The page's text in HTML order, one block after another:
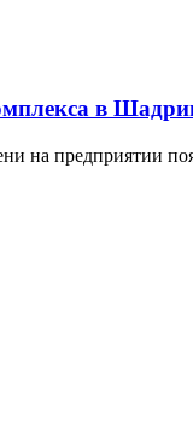
в
на предприятии